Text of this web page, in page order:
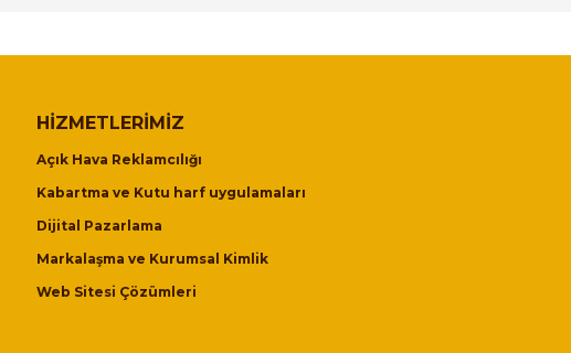
HIZMETLERIMIZ
Açık Hava Reklamcılığı
Kabartma ve Kutu harf uygulamaları
Dijital Pazarlama
Markalaşma ve Kurumsal Kimlik
Web Sitesi Çözümleri